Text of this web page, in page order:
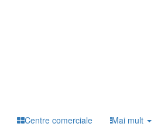
Centre comerciale Mai mult